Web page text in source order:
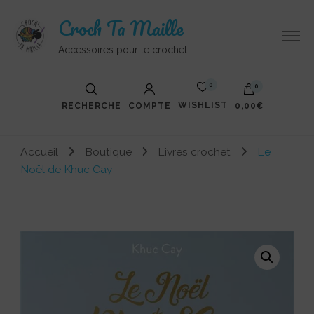
Croch Ta Maille
Accessoires pour le crochet
RECHERCHE COMPTE
0
WISHLIST
0
0,00€
Accueil Boutique Livres crochet
Le
Noël de Khuc Cay